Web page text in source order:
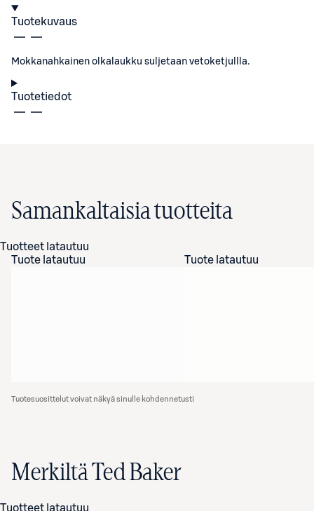
Tuotekuvaus
Mokkanahkainen olkalaukku suljetaan vetoketjullla.
Tuotetiedot
Samankaltaisia tuotteita
Tuotteet latautuu
Tuote latautuu
Tuote latautuu
Tuotesuosittelut voivat näkyä sinulle kohdennetusti
Merkiltä Ted Baker
Tuotteet latautuu